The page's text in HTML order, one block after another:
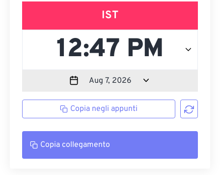
IST
Copia negli appunti
Copia collegamento